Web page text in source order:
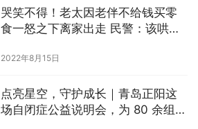
哭笑不得！老太因老伴不给钱买零
食一怒之下离家出走 民警：该哄时
2022年8月15日
点亮星空，守护成长｜青岛正阳这
场自闭症公益说明会，为 80 余组星